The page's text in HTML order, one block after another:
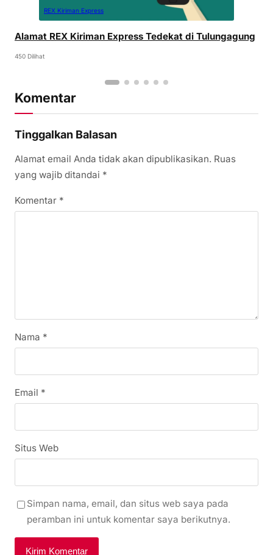
REX Kiriman Express
Alamat REX Kiriman Express Tedekat di Tulungagung
450 Dilihat
Komentar
Tinggalkan Balasan
Alamat email Anda tidak akan dipublikasikan. Ruas
yang wajib ditandai *
Komentar *
Nama *
Email *
Situs Web
Simpan nama, email, dan situs web saya pada
peramban ini untuk komentar saya berikutnya.